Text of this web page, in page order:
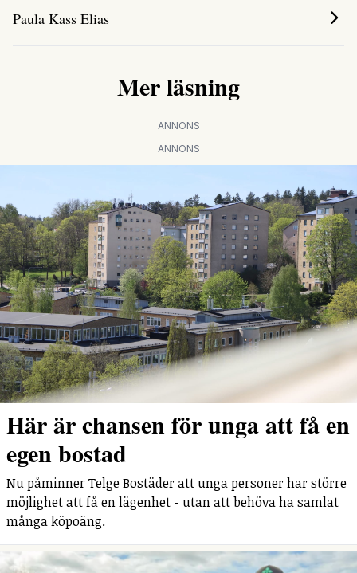
Paula Kass Elias
Mer läsning
ANNONS
ANNONS
Här är chansen för unga att få en
egen bostad
Nu påminner Telge Bostäder att unga personer har större
möjlighet att få en lägenhet - utan att behöva ha samlat
många köpoäng.